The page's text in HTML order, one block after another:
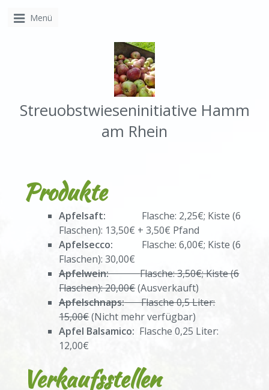
Menü
Streuobstwieseninitiative Hamm
am Rhein
Produkte
Apfelsaft:
Flasche: 2,25€; Kiste (6
Flaschen): 13,50€ + 3,50€ Pfand
Apfelsecco:
Flasche: 6,00€; Kiste (6
Flaschen): 30,00€
Apfelwein:Flasche: 3,50€; Kiste (6
Flaschen): 20,00€(Ausverkauft)
Apfelschnaps:Flasche 0,5 Liter:
15,00€(Nicht mehr verfügbar)
Apfel Balsamico: Flasche 0,25 Liter:
12,00€
Verkaufsstellen